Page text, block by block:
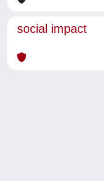
social impact